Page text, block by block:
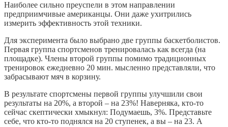
Наиболее сильно преуспели в этом направлении
предприимчивые американцы. Они даже ухитрились
измерить эффективность этой техники.
Для эксперимента было выбрано две группы баскетболистов.
Первая группа спортсменов тренировалась как всегда (на
площадке). Члены второй группы помимо традиционных
тренировок ежедневно 20 мин. мысленно представляли, что
забрасывают мяч в корзину.
В результате спортсмены первой группы улучшили свои
результаты на 20%, а второй – на 23%! Наверняка, кто-то
сейчас скептически хмыкнул: Подумаешь, 3%. Представьте
себе, что кто-то поднялся на 20 ступенек, а вы – на 23. А